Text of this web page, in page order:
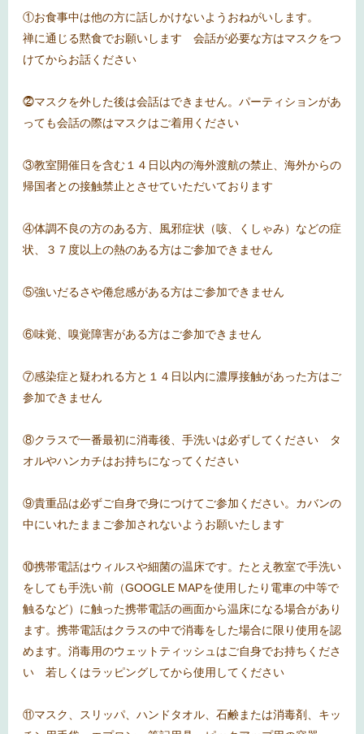
①お食事中は他の方に話しかけないようおねがいします。
禅に通じる黙食でお願いします 会話が必要な方はマスクをつ
けてからお話ください
⓶マスクを外した後は会話はできません。パーティションがあ
っても会話の際はマスクはご着用ください
③教室開催日を含む１４日以内の海外渡航の禁止、海外からの
帰国者との接触禁止とさせていただいております
④体調不良の方のある方、風邪症状（咳、くしゃみ）などの症
状、３７度以上の熱のある方はご参加できません
⑤強いだるさや倦怠感がある方はご参加できません
⑥味覚、嗅覚障害がある方はご参加できません
⑦感染症と疑われる方と１４日以内に濃厚接触があった方はご
参加できません
⑧クラスで一番最初に消毒後、手洗いは必ずしてください タ
オルやハンカチはお持ちになってください
⑨貴重品は必ずご自身で身につけてご参加ください。カバンの
中にいれたままご参加されないようお願いたします
⑩携帯電話はウィルスや細菌の温床です。たとえ教室で手洗い
をしても手洗い前（GOOGLE MAPを使用したり電車の中等で
触るなど）に触った携帯電話の画面から温床になる場合があり
ます。携帯電話はクラスの中で消毒をした場合に限り使用を認
めます。消毒用のウェットティッシュはご自身でお持ちくださ
い 若しくはラッピングしてから使用してください
⑪マスク、スリッパ、ハンドタオル、石鹸または消毒剤、キッ